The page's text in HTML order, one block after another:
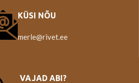
KÜSI NÕU
merle@rivet.ee
VAJAD ABI?